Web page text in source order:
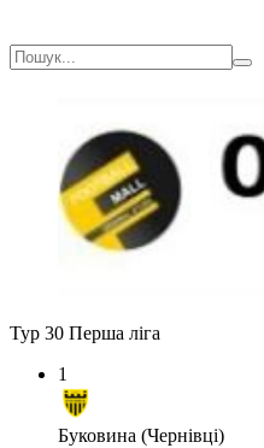
Тур 30 Перша ліга
1
Буковина (Чернівці)